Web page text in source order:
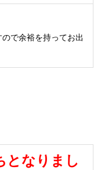
で余裕を持ってお出
となりまし